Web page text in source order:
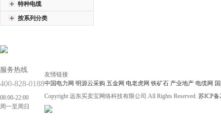
特种电缆
按系列分类
服务热线
400-828-0188
08:00-22:00
周一至周日
友情链接
中国电力网 明源云采购 五金网 电老虎网 铁矿石 产业地产 电缆网
Copyright 远东买卖宝网络科技有限公司.All Rights Reserved. 苏ICP备